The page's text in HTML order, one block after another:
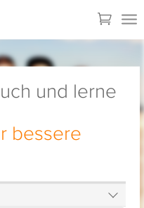
und lerne
bessere